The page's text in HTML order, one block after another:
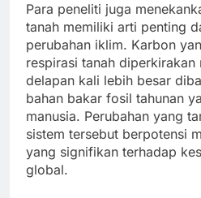
Para peneliti juga
tanah memiliki arti penting
perubahan iklim. Karbon
respirasi tanah diperkirakan
delapan kali lebih besar
bahan bakar fosil tahunan
manusia. Perubahan yang
sistem tersebut berpotensi
yang signifikan terhadap
global.